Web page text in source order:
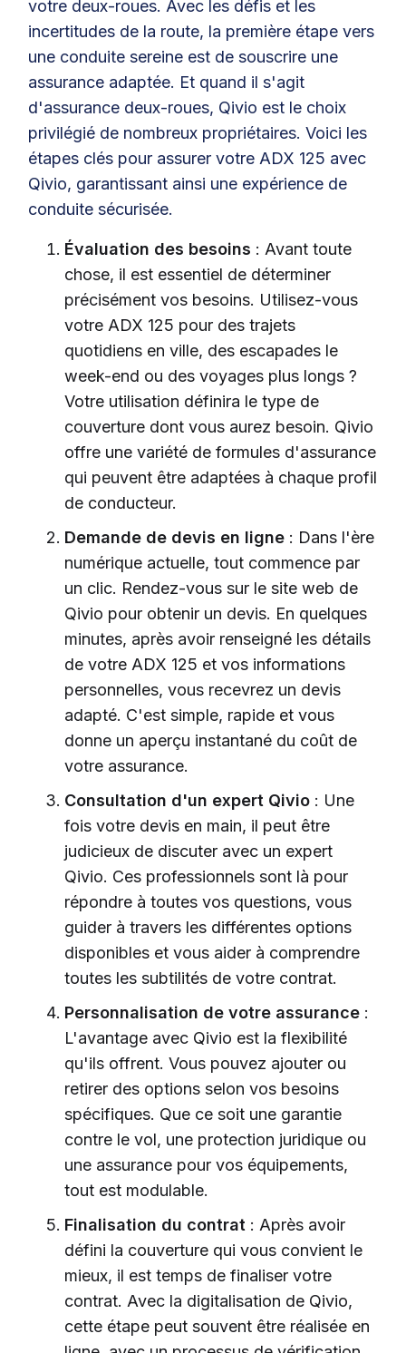
votre deux-roues. Avec les défis et les
incertitudes de la route, la première étape vers
une conduite sereine est de souscrire une
assurance adaptée. Et quand il s'agit
d'assurance deux-roues, Qivio est le choix
privilégié de nombreux propriétaires. Voici les
étapes clés pour assurer votre ADX 125 avec
Qivio, garantissant ainsi une expérience de
conduite sécurisée.
Évaluation des besoins : Avant toute
chose, il est essentiel de déterminer
précisément vos besoins. Utilisez-vous
votre ADX 125 pour des trajets
quotidiens en ville, des escapades le
week-end ou des voyages plus longs ?
Votre utilisation définira le type de
couverture dont vous aurez besoin. Qivio
offre une variété de formules d'assurance
qui peuvent être adaptées à chaque profil
de conducteur.
Demande de devis en ligne : Dans l'ère
numérique actuelle, tout commence par
un clic. Rendez-vous sur le site web de
Qivio pour obtenir un devis. En quelques
minutes, après avoir renseigné les détails
de votre ADX 125 et vos informations
personnelles, vous recevrez un devis
adapté. C'est simple, rapide et vous
donne un aperçu instantané du coût de
votre assurance.
Consultation d'un expert Qivio : Une
fois votre devis en main, il peut être
judicieux de discuter avec un expert
Qivio. Ces professionnels sont là pour
répondre à toutes vos questions, vous
guider à travers les différentes options
disponibles et vous aider à comprendre
toutes les subtilités de votre contrat.
Personnalisation de votre assurance :
L'avantage avec Qivio est la flexibilité
qu'ils offrent. Vous pouvez ajouter ou
retirer des options selon vos besoins
spécifiques. Que ce soit une garantie
contre le vol, une protection juridique ou
une assurance pour vos équipements,
tout est modulable.
Finalisation du contrat : Après avoir
défini la couverture qui vous convient le
mieux, il est temps de finaliser votre
contrat. Avec la digitalisation de Qivio,
cette étape peut souvent être réalisée en